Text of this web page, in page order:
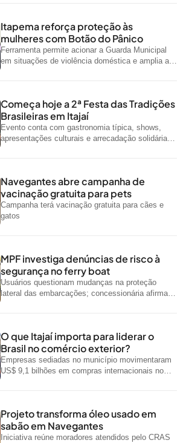
Itapema reforça proteção às
mulheres com Botão do Pânico
Ferramenta permite acionar a Guarda Municipal
em situações de violência doméstica e amplia a
Começa hoje a 2ª Festa das Tradições
Brasileiras em Itajaí
Evento conta com gastronomia típica, shows,
apresentações culturais e arrecadação solidária
Navegantes abre campanha de
vacinação gratuita para pets
Campanha terá vacinação gratuita para cães e
gatos
MPF investiga denúncias de risco à
segurança no ferry boat
Usuários questionam mudanças na proteção
lateral das embarcações; concessionária afirma
O que Itajaí importa para liderar o
Brasil no comércio exterior?
Empresas sediadas no município movimentaram
US$ 9,1 bilhões em compras internacionais no
Projeto transforma óleo usado em
sabão em Navegantes
Iniciativa reúne moradores atendidos pelo CRAS